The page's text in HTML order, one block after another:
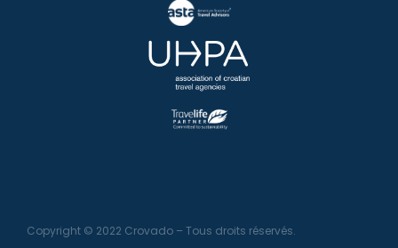
Copyright © 2022 Crovado – Tous droits réservés.